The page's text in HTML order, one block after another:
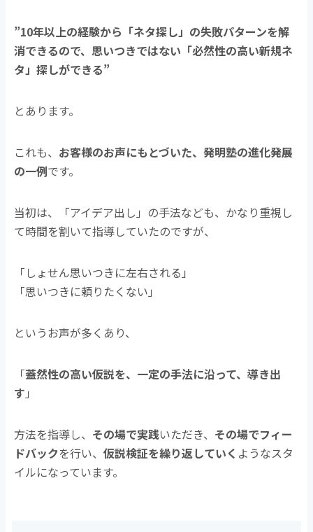
”10年以上の経験から「ネタ探し」の失敗パターンを解
消できるので、思いつきではない「必然性の高い新規ネ
タ」探しができる”
とあります。
これも、 お客様のお声にもとづいた、発明塾の進化発展
の一例です。
当初は、「アイデア出し」の手法なども、かなり重視し
て時間を割いて指導していたのですが、
「しょせん思いつきに左右される」
「思いつきに頼りたくない」
というお声が多くあり、
「蓋然性の高い仮説を、一定の手法に沿って、導き出
す 」
方法を指導し、 その場で実践いただき、 その場でフィー
ドバックを行い、仮説検証を繰り返していく ようなスタ
イルになっています。